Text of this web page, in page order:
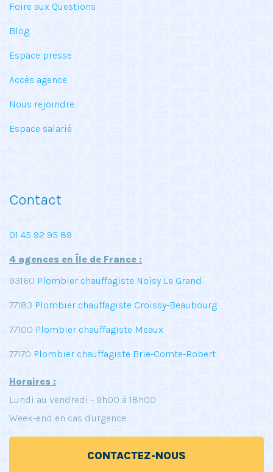
Foire aux Questions
Blog
Espace presse
Accès agence
Nous rejoindre
Espace salarié
Contact
01 45 92 95 89
4 agences en Île de France :
93160 Plombier chauffagiste Noisy Le Grand
77183 Plombier chauffagiste Croissy-Beaubourg
77100 Plombier chauffagiste Meaux
77170 Plombier chauffagiste Brie-Comte-Robert
Horaires :
Lundi au vendredi - 9h00 à 18h00
Week-end en cas d'urgence
CONTACTEZ-NOUS